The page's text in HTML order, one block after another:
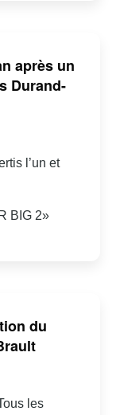
après un
Durand-
l’un et
BIG 2»
du
les